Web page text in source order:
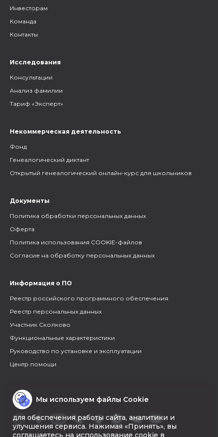
Инвесторам
Команда
Контакты
Исследования
Консультации
Анализ фамилии
Тариф «Эксперт»
Некоммерческая деятельность
Фонд
Генеалогический диктант
Открытый генеалогический онлайн-курс для школьников
Документы
Политика обработки персональных данных
Оферта
Политика использования COOKIE-файлов
Согласие на обработку персональных данных
Информация о ПО
Реестр российского программного обеспечения
Реестр персональных данных
Участник Сколково
Функциональные характеристики
Руководство по установке и эксплуатации
Центр помощи
Мы используем файлы Cookie
для обеспечения работы сайта, аналитики и
улучшения сервиса. Нажимая «Принять», вы
соглашаетесь на использование cookie в